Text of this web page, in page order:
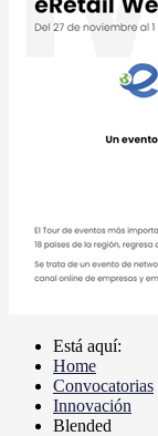
Está aquí:
Home
Convocatorias
Innovación
Blended